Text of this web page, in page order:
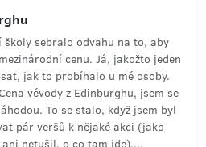
školy sebralo odvahu na to, aby
cenu. Já, jakožto jeden
jak to probíhalo u mé osoby.
vévody z Edinburghu, jsem se
To se stalo, když jsem byl
pár veršů k nějaké akci (jako
netušil, o co tam jde)....